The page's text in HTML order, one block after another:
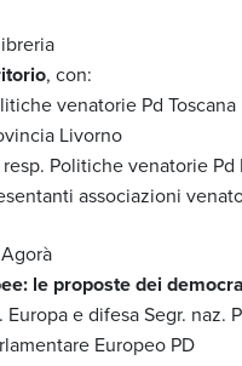
, con:
venatorie Pd Toscana
Livorno
resp. Politiche venatorie
associazioni
le proposte dei
Europa e difesa Segr. naz.
Europeo PD